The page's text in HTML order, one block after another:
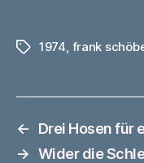
Schlagwörter
1974 frank
←
Drei Hosen für
→ Wider die